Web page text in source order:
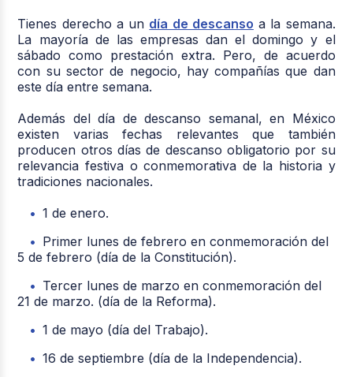
Tienes derecho a un día de descanso a la semana.
La mayoría de las empresas dan el domingo y el
sábado como prestación extra. Pero, de acuerdo
con su sector de negocio, hay compañías que dan
este día entre semana.
Además del día de descanso semanal, en México
existen varias fechas relevantes que también
producen otros días de descanso obligatorio por su
relevancia festiva o conmemorativa de la historia y
tradiciones nacionales.
1 de enero.
Primer lunes de febrero en conmemoración del
5 de febrero (día de la Constitución).
Tercer lunes de marzo en conmemoración del
21 de marzo. (día de la Reforma).
1 de mayo (día del Trabajo).
16 de septiembre (día de la Independencia).